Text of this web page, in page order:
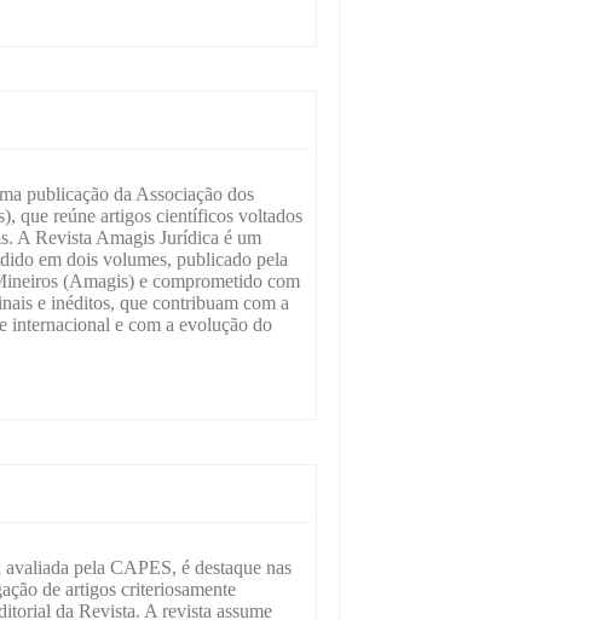
publicação da Associação dos
que reúne artigos científicos voltados
A Revista Amagis Jurídica é um
em dois volumes, publicado pela
(Amagis) e comprometido com
e inéditos, que contribuam com a
internacional e com a evolução do
pela CAPES, é destaque nas
de artigos criteriosamente
da Revista. A revista assume